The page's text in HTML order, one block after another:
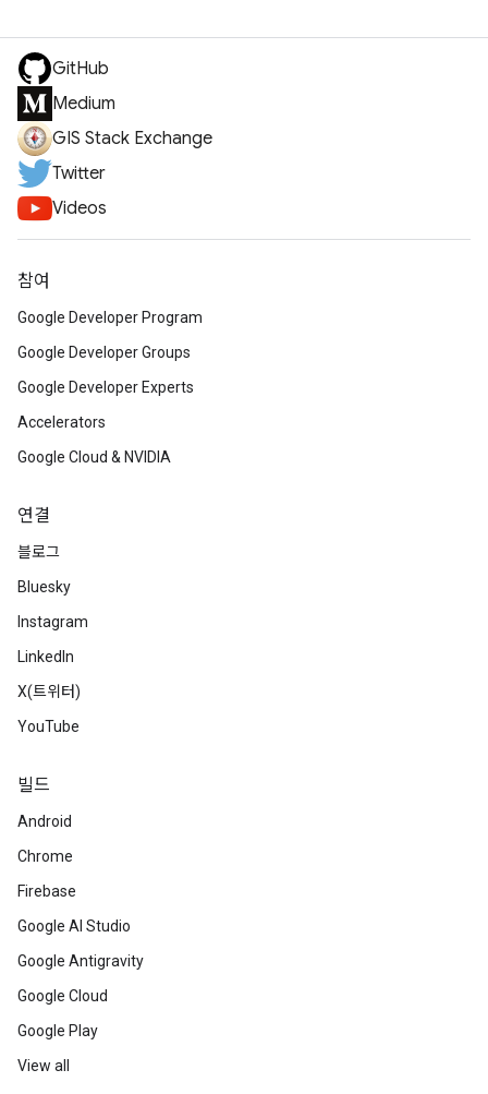
GitHub
Medium
GIS Stack Exchange
Twitter
Videos
참여
Google Developer Program
Google Developer Groups
Google Developer Experts
Accelerators
Google Cloud & NVIDIA
연결
블로그
Bluesky
Instagram
LinkedIn
X(트위터)
YouTube
빌드
Android
Chrome
Firebase
Google AI Studio
Google Antigravity
Google Cloud
Google Play
View all